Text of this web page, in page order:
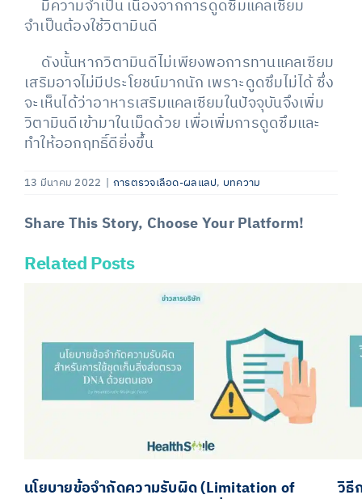
มีความจำเป็น เนื่องจากการดูดซึมแคลเซียม
จำเป็นต้องใช้วิตามินดี
ดังนั้นหากวิตามินดีไม่เพียงพอการทานแคลเซียม
เสริมอาจไม่มีประโยชน์มากนัก เพราะดูดซึมไม่ได้ ซึ่ง
จะเห็นได้ว่าอาหารเสริมแคลเซียมในปัจจุบันจึงเพิ่ม
วิตามินดีเข้ามาในเม็ดด้วย เพื่อเพิ่มการดูดซึมและ
ทำให้ออกฤทธิ์ดียิ่งขึ้น
13 มีนาคม 2022 | การตรวจเลือด-ผลแลป, บทความ
Share This Story, Choose Your Platform!
Facebook
X
LinkedIn
Email
Related Posts
นโยบายข้อจำกัดความรับผิด (Limitation of
วิธี